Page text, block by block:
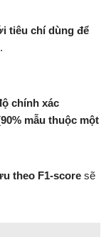
tiêu chí dùng để
.
chính xác
mẫu thuộc một
theo F1-score sẽ